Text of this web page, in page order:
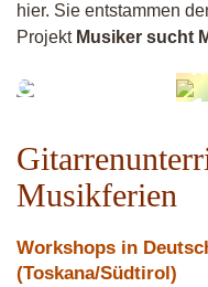
hier. Sie entstammen
Projekt Musiker sucht
Guitarsilvi
Musikferien
Workshops in
(Toskana/Südtirol)